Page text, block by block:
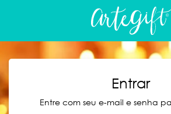
Entrar
Entre com seu e-mail e senha